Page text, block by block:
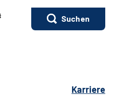
Suchen
Karriere